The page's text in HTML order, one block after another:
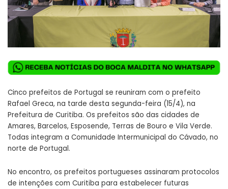
Cinco prefeitos de Portugal se reuniram com o prefeito
Rafael Greca, na tarde desta segunda-feira (15/4), na
Prefeitura de Curitiba. Os prefeitos são das cidades de
Amares, Barcelos, Esposende, Terras de Bouro e Vila Verde.
Todas integram a Comunidade Intermunicipal do Cávado, no
norte de Portugal.
No encontro, os prefeitos portugueses assinaram protocolos
de intenções com Curitiba para estabelecer futuras